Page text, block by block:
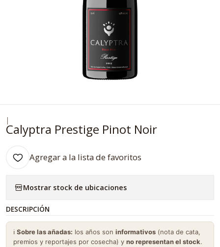
|
Calyptra Prestige Pinot Noir
Agregar a la lista de favoritos
Mostrar stock de ubicaciones
DESCRIPCIÓN
ℹ️ Sobre las añadas: los años son informativos (nota de cata,
premios y reportajes por cosecha) y no representan el stock.